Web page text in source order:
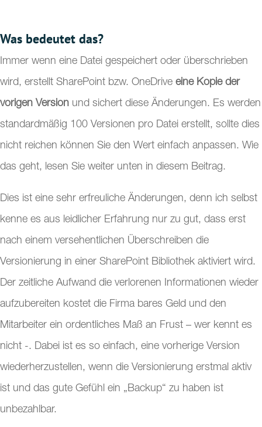
Was bedeutet das?
Immer wenn eine Datei gespeichert oder überschrieben
wird, erstellt SharePoint bzw. OneDrive eine Kopie der
vorigen Version und sichert diese Änderungen. Es werden
standardmäßig 100 Versionen pro Datei erstellt, sollte dies
nicht reichen können Sie den Wert einfach anpassen. Wie
das geht, lesen Sie weiter unten in diesem Beitrag.
Dies ist eine sehr erfreuliche Änderungen, denn ich selbst
kenne es aus leidlicher Erfahrung nur zu gut, dass erst
nach einem versehentlichen Überschreiben die
Versionierung in einer SharePoint Bibliothek aktiviert wird.
Der zeitliche Aufwand die verlorenen Informationen wieder
aufzubereiten kostet die Firma bares Geld und den
Mitarbeiter ein ordentliches Maß an Frust – wer kennt es
nicht -. Dabei ist es so einfach, eine vorherige Version
wiederherzustellen, wenn die Versionierung erstmal aktiv
ist und das gute Gefühl ein „Backup“ zu haben ist
unbezahlbar.